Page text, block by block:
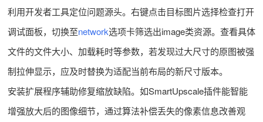
利用开发者工具定位问题源头。右键点击目标图片选择检查打开
调试面板，切换至network选项卡筛选出image类资源。查看具体
文件的文件大小、加载耗时等参数，若发现过大尺寸的原图被强
制拉伸显示，应及时替换为适配当前布局的新尺寸版本。
安装扩展程序辅助修复缩放缺陷。如SmartUpscale插件能智能
增强放大后的图像细节，通过算法补偿丢失的像素信息改善观